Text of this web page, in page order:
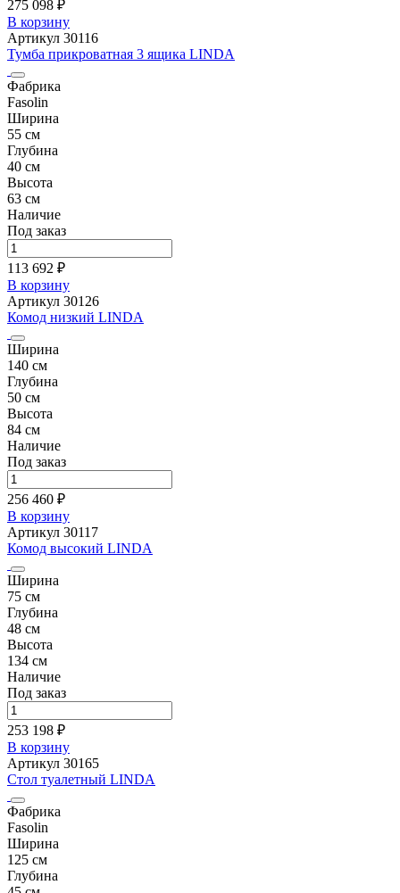
275 098 ₽
В корзину
Артикул 30116
Тумба прикроватная 3 ящика LINDA
Фабрика
Fasolin
Ширина
55 см
Глубина
40 см
Высота
63 см
Наличие
Под заказ
113 692 ₽
В корзину
Артикул 30126
Комод низкий LINDA
Ширина
140 см
Глубина
50 см
Высота
84 см
Наличие
Под заказ
256 460 ₽
В корзину
Артикул 30117
Комод высокий LINDA
Ширина
75 см
Глубина
48 см
Высота
134 см
Наличие
Под заказ
253 198 ₽
В корзину
Артикул 30165
Стол туалетный LINDA
Фабрика
Fasolin
Ширина
125 см
Глубина